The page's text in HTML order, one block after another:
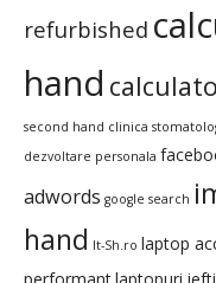
refurbished
hand
second hand clinica
dezvoltare personala
adwords google search
hand It-Sh.ro laptop